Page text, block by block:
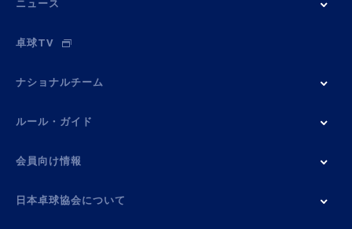
ニュース
卓球TV
ナショナルチーム
ルール・ガイド
会員向け情報
日本卓球協会について